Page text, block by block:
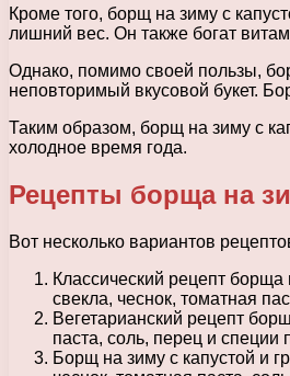
Кроме того, борщ на зиму с
лишний вес. Он также богат
Однако, помимо своей пользы,
неповторимый вкусовой букет.
Таким образом, борщ на зиму с
холодное время года.
Рецепты борща на
Вот несколько вариантов
Классический рецепт
свекла, чеснок, томатная
Вегетарианский рецепт
паста, соль, перец и специи
Борщ на зиму с капустой и